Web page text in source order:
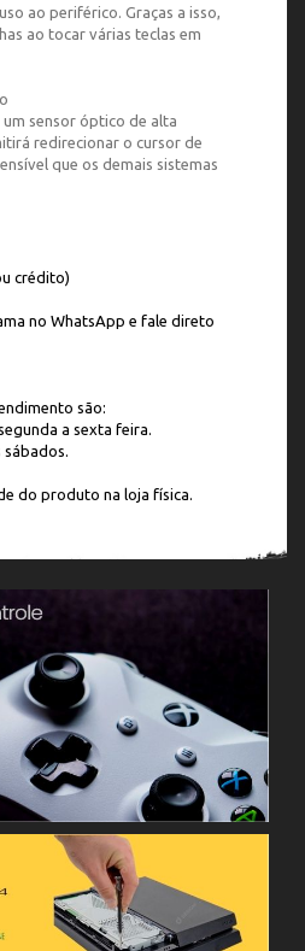
ao periférico. Graças a isso,
ao tocar várias teclas em
sensor óptico de alta
redirecionar o cursor de
que os demais sistemas
crédito)
no WhatsApp e fale direto
são:
a sexta feira.
sábados.
do produto na loja física.